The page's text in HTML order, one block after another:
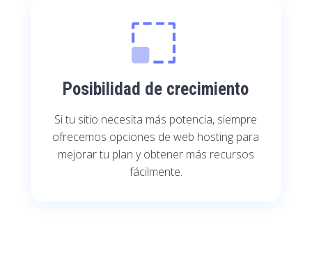
Posibilidad de crecimiento
Si tu sitio necesita más potencia, siempre
ofrecemos opciones de web hosting para
mejorar tu plan y obtener más recursos
fácilmente.